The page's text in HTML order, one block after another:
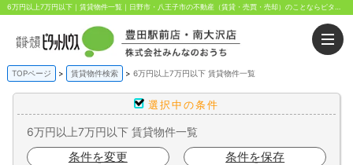
TOPページ 賃貸物件検索 6万円以上7万円以下 賃貸物件一覧
選択中の条件
6万円以上7万円以下 賃貸物件一覧
条件を変更 条件を保存